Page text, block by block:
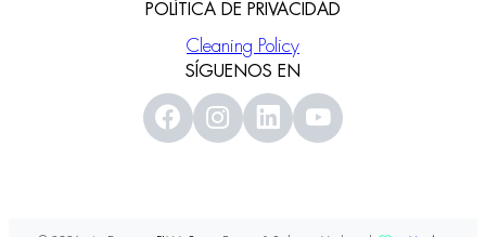
POLÍTICA DE PRIVACIDAD
Cleaning Policy
SÍGUENOS EN